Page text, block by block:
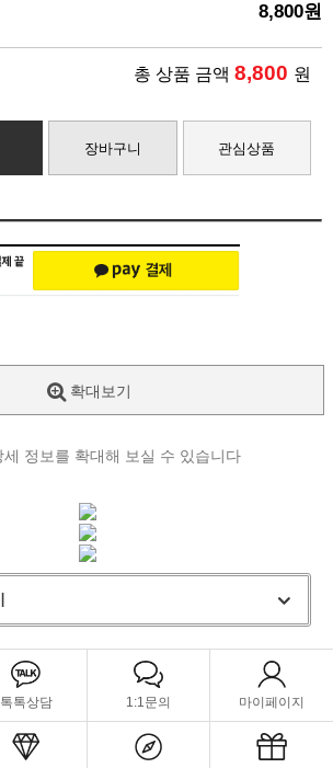
8,800원
총 상품 금액 8,800 원
장바구니 관심상품
확대보기
세 정보를 확대해 보실 수 있습니다
톡톡상담 1:1문의 마이페이지